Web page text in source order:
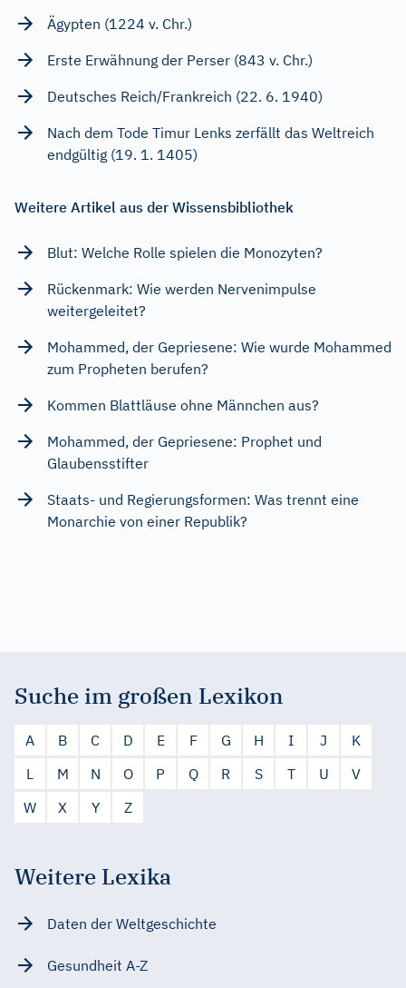
Ägypten (1224 v. Chr.)
Erste Erwähnung der Perser (843 v. Chr.)
Deutsches Reich/Frankreich (22. 6. 1940)
Nach dem Tode Timur Lenks zerfällt das Weltreich
endgültig (19. 1. 1405)
Weitere Artikel aus der Wissensbibliothek
Blut: Welche Rolle spielen die Monozyten?
Rückenmark: Wie werden Nervenimpulse
weitergeleitet?
Mohammed, der Gepriesene: Wie wurde Mohammed
zum Propheten berufen?
Kommen Blattläuse ohne Männchen aus?
Mohammed, der Gepriesene: Prophet und
Glaubensstifter
Staats- und Regierungsformen: Was trennt eine
Monarchie von einer Republik?
Suche im großen Lexikon
A B C D E F G H I J
K
L
M N O P Q R S T U
V
W
X Y Z
Weitere Lexika
Daten der Weltgeschichte
Gesundheit A-Z